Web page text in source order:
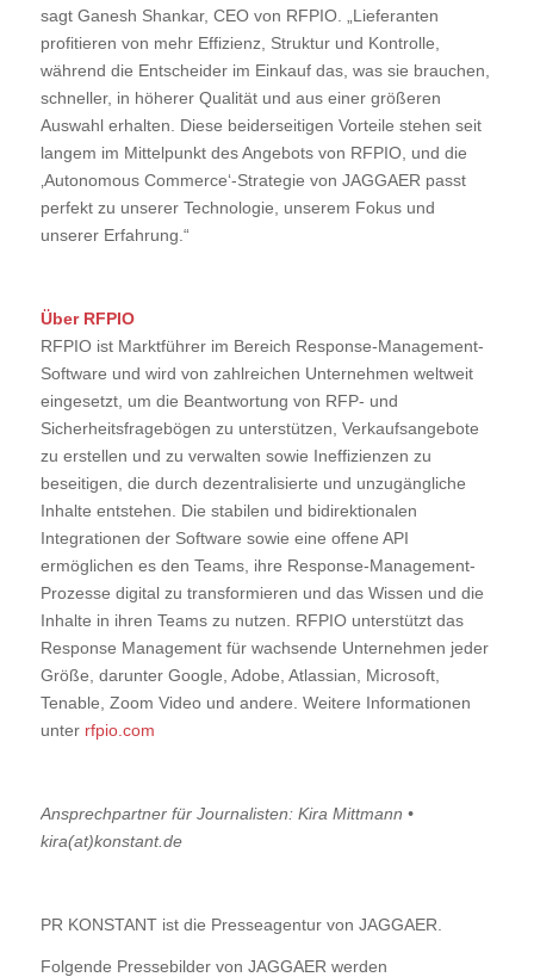
sagt Ganesh Shankar, CEO von RFPIO. „Lieferanten
profitieren von mehr Effizienz, Struktur und Kontrolle,
während die Entscheider im Einkauf das, was sie brauchen,
schneller, in höherer Qualität und aus einer größeren
Auswahl erhalten. Diese beiderseitigen Vorteile stehen seit
langem im Mittelpunkt des Angebots von RFPIO, und die
‚Autonomous Commerce‘-Strategie von JAGGAER passt
perfekt zu unserer Technologie, unserem Fokus und
unserer Erfahrung.“
Über RFPIO
RFPIO ist Marktführer im Bereich Response-Management-
Software und wird von zahlreichen Unternehmen weltweit
eingesetzt, um die Beantwortung von RFP- und
Sicherheitsfragebögen zu unterstützen, Verkaufsangebote
zu erstellen und zu verwalten sowie Ineffizienzen zu
beseitigen, die durch dezentralisierte und unzugängliche
Inhalte entstehen. Die stabilen und bidirektionalen
Integrationen der Software sowie eine offene API
ermöglichen es den Teams, ihre Response-Management-
Prozesse digital zu transformieren und das Wissen und die
Inhalte in ihren Teams zu nutzen. RFPIO unterstützt das
Response Management für wachsende Unternehmen jeder
Größe, darunter Google, Adobe, Atlassian, Microsoft,
Tenable, Zoom Video und andere. Weitere Informationen
unter rfpio.com
Ansprechpartner für Journalisten: Kira Mittmann •
kira(at)konstant.de
PR KONSTANT ist die Presseagentur von JAGGAER.
Folgende Pressebilder von JAGGAER werden